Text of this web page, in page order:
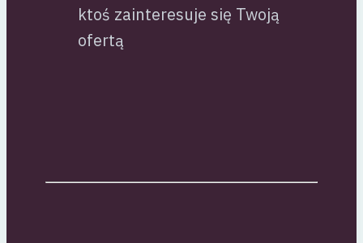
ktoś zainteresuje się Twoją
ofertą